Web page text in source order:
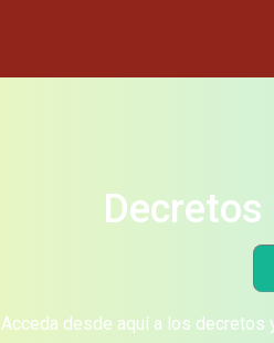
Acceda desde aquí a los